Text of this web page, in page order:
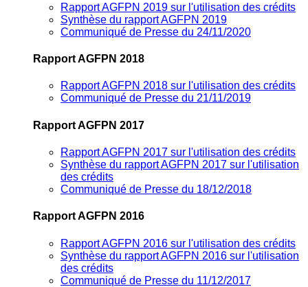
Rapport AGFPN 2019 sur l'utilisation des crédits
Synthèse du rapport AGFPN 2019
Communiqué de Presse du 24/11/2020
Rapport AGFPN 2018
Rapport AGFPN 2018 sur l'utilisation des crédits
Communiqué de Presse du 21/11/2019
Rapport AGFPN 2017
Rapport AGFPN 2017 sur l'utilisation des crédits
Synthèse du rapport AGFPN 2017 sur l'utilisation
des crédits
Communiqué de Presse du 18/12/2018
Rapport AGFPN 2016
Rapport AGFPN 2016 sur l'utilisation des crédits
Synthèse du rapport AGFPN 2016 sur l'utilisation
des crédits
Communiqué de Presse du 11/12/2017